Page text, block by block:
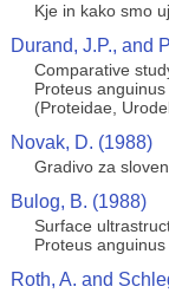
Kje in kako smo
Durand, J.P., and
Comparative
Proteus
(Proteidae,
Novak, D. (1988)
Gradivo za
Bulog, B. (1988)
Surface
Proteus
Roth, A. and